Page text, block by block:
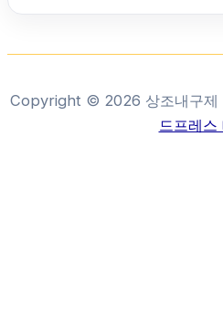
Copyright © 2026 상조내구
드프레스